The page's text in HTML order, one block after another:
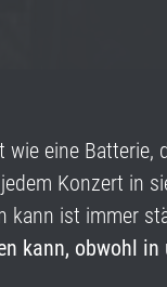
wie eine
Konzert in
kann ist immer
kann, obwohl in